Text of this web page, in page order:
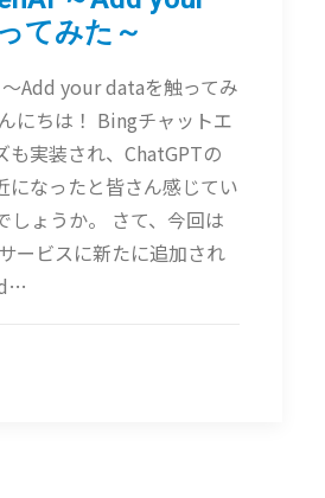
てみた～
Add your dataを触ってみ
にちは！ Bingチャットエ
も実装され、ChatGPTの
になったと皆さん感じてい
しょうか。 さて、今回は
ービスに新たに追加され